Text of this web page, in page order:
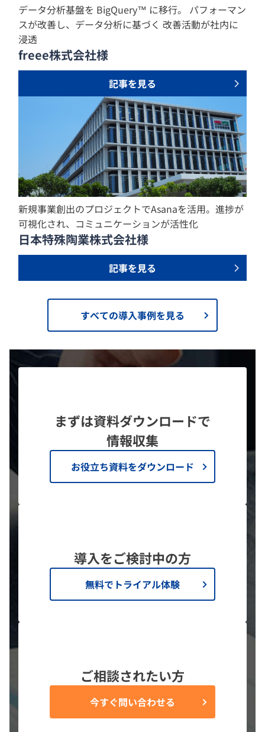
データ分析基盤を BigQuery™ に移行。 パフォーマン
スが改善し、データ分析に基づく 改善活動が社内に
浸透
freee株式会社様
記事を見る
新規事業創出のプロジェクトでAsanaを活用。進捗が
可視化され、コミュニケーションが活性化
日本特殊陶業株式会社様
記事を見る
すべての導入事例を見る
まずは資料ダウンロードで
情報収集
お役立ち資料をダウンロード
導入をご検討中の方
無料でトライアル体験
ご相談されたい方
今すぐ問い合わせる